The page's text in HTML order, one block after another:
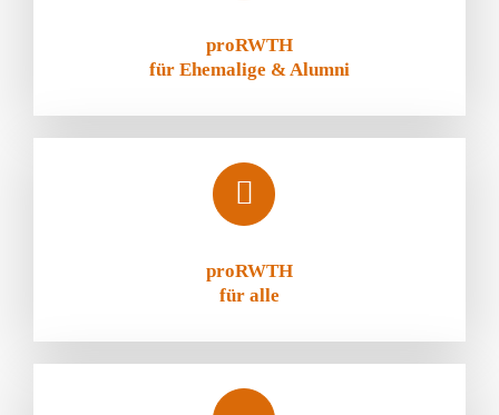
proRWTH
für Ehemalige & Alumni
proRWTH
für alle